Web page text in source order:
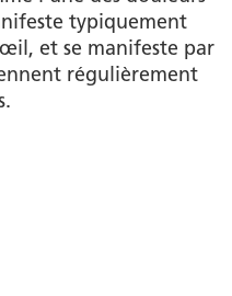
typiquement
et se manifeste par
régulièrement